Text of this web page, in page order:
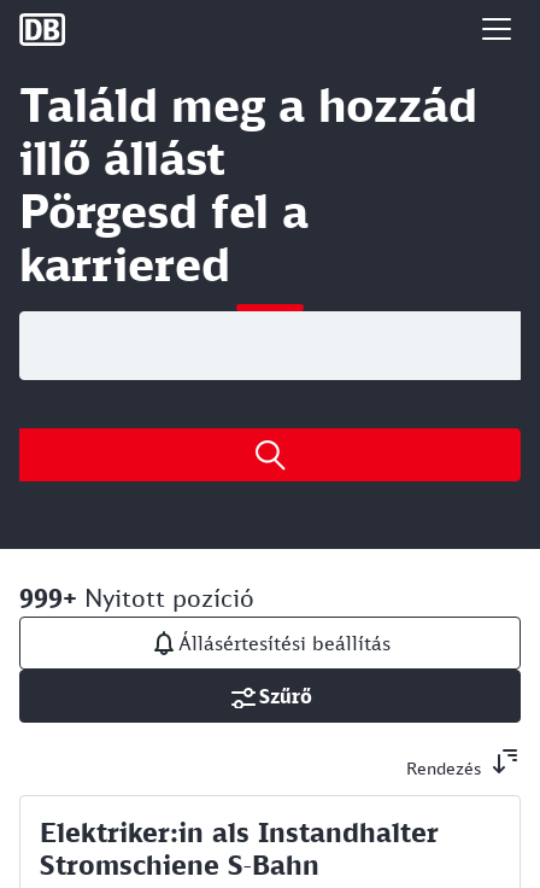
DB Group
Találd meg a hozzád
illő állást
Pörgesd fel a
karriered
Nyitott pozíciók keresése
999+ Nyitott pozíció
Állásértesítési beállítás
Szűrő
Rendezés
Elektriker:in als Instandhalter
Stromschiene S-Bahn